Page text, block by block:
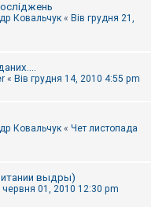
Ковальчук « Вів грудня 21,
« Вів грудня 14, 2010 4:55 pm
Ковальчук « Чет листопада
выдры)
червня 01, 2010 12:30 pm